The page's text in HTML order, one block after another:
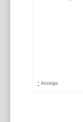
* Anzeige